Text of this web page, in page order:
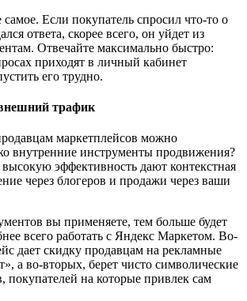
Если покупатель спросил что-то о
ответа, скорее всего, он уйдет из
Отвечайте максимально быстро:
приходят в личный кабинет
его трудно.
трафик
маркетплейсов можно
внутренние инструменты продвижения?
эффективность дают контекстная
через блогеров и продажи через ваши
вы применяете, тем больше будет
всего работать с Яндекс Маркетом. Во-
дает скидку продавцам на рекламные
а во-вторых, берет чисто символические
покупателей на которые привлек сам